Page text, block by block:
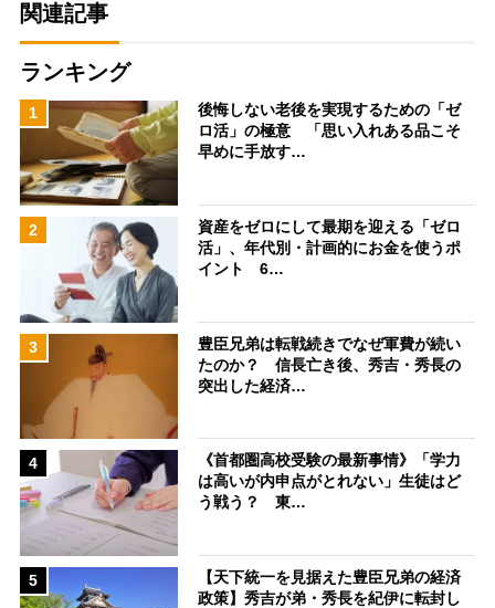
関連記事
ランキング
1
後悔しない老後を実現するための「ゼ
ロ活」の極意 「思い入れある品こそ
早めに手放す…
2
資産をゼロにして最期を迎える「ゼロ
活」、年代別・計画的にお金を使うポ
イント 6…
3
豊臣兄弟は転戦続きでなぜ軍費が続い
たのか？ 信長亡き後、秀吉・秀長の
突出した経済…
4
《首都圏高校受験の最新事情》「学力
は高いが内申点がとれない」生徒はど
う戦う？ 東…
5
【天下統一を見据えた豊臣兄弟の経済
政策】秀吉が弟・秀長を紀伊に転封し